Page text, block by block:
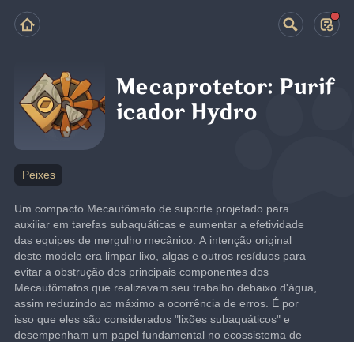
Mecaprotetor: Purif
icador Hydro
Peixes
Um compacto Mecautômato de suporte projetado para
auxiliar em tarefas subaquáticas e aumentar a efetividade
das equipes de mergulho mecânico. A intenção original
deste modelo era limpar lixo, algas e outros resíduos para
evitar a obstrução dos principais componentes dos
Mecautômatos que realizavam seu trabalho debaixo d'água,
assim reduzindo ao máximo a ocorrência de erros. É por
isso que eles são considerados "lixões subaquáticos" e
desempenham um papel fundamental no ecossistema de